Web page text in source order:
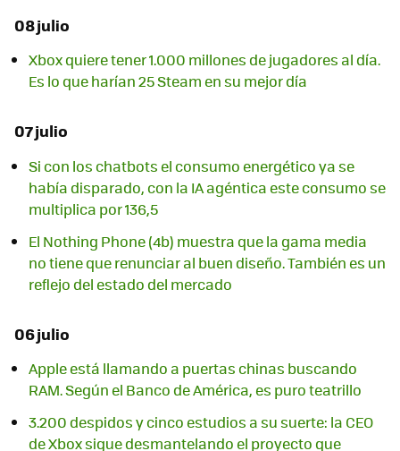
08 julio
Xbox quiere tener 1.000 millones de jugadores al día.
Es lo que harían 25 Steam en su mejor día
07 julio
Si con los chatbots el consumo energético ya se
había disparado, con la IA agéntica este consumo se
multiplica por 136,5
El Nothing Phone (4b) muestra que la gama media
no tiene que renunciar al buen diseño. También es un
reflejo del estado del mercado
06 julio
Apple está llamando a puertas chinas buscando
RAM. Según el Banco de América, es puro teatrillo
3.200 despidos y cinco estudios a su suerte: la CEO
de Xbox sigue desmantelando el proyecto que